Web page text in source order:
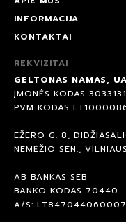
INFORMACIJA
KONTAKTAI
REKVIZITAI
GELTONAS NAMAS,
ĮMONĖS KODAS
PVM KODAS
EŽERO G. 8,
NEMĖŽIO SEN.,
AB BANKAS SEB
BANKO KODAS 70440
A/S: